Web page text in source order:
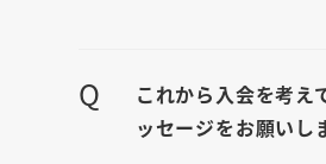
Q
これから入会を考え
ッセージをお願いし